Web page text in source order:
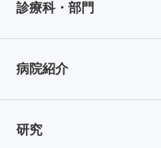
診療科・部門
病院紹介
研究